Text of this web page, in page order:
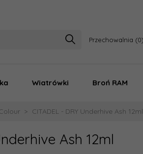
Przechowalnia
Wiatrówki Broń RAM
CITADEL - DRY Underhive Ash 12ml
Ash 12ml